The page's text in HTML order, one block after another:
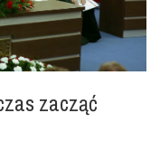
zacząć